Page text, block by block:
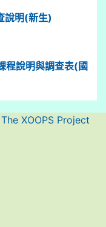
說明(新生)
程說明與調查表(國
The XOOPS Project